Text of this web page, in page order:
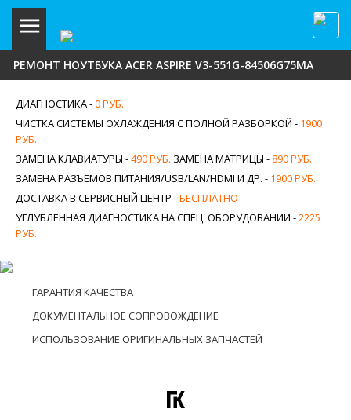
РЕМОНТ НОУТБУКА ACER ASPIRE V3-551G-84506G75MA
ДИАГНОСТИКА -0 РУБ.
ЧИСТКА СИСТЕМЫ ОХЛАЖДЕНИЯ С ПОЛНОЙ РАЗБОРКОЙ - 1900
РУБ.
ЗАМЕНА КЛАВИАТУРЫ -490 РУБ. ЗАМЕНА МАТРИЦЫ - 890 РУБ.
ЗАМЕНА РАЗЪЁМОВ ПИТАНИЯ/USB/LAN/HDMI И ДР. - 1900 РУБ.
ДОСТАВКА В СЕРВИСНЫЙ ЦЕНТР -БЕСПЛАТНО
УГЛУБЛЕННАЯ ДИАГНОСТИКА НА СПЕЦ. ОБОРУДОВАНИИ -2225
РУБ.
ГАРАНТИЯ КАЧЕСТВА
ДОКУМЕНТАЛЬНОЕ СОПРОВОЖДЕНИЕ
ИСПОЛЬЗОВАНИЕ ОРИГИНАЛЬНЫХ ЗАПЧАСТЕЙ